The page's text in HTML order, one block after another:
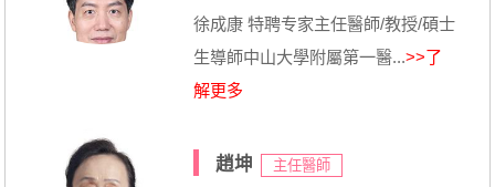
徐成康 特聘专家主任醫師/教授/碩士
生導師中山大學附屬第一醫...>>了
解更多
趙坤 主任醫師